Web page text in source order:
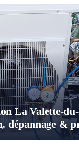
La Valette-
dépannage &